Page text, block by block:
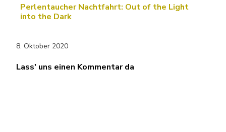
Perlentaucher Nachtfahrt: Out of the Light
into the Dark
8. Oktober 2020
Lass' uns einen Kommentar da